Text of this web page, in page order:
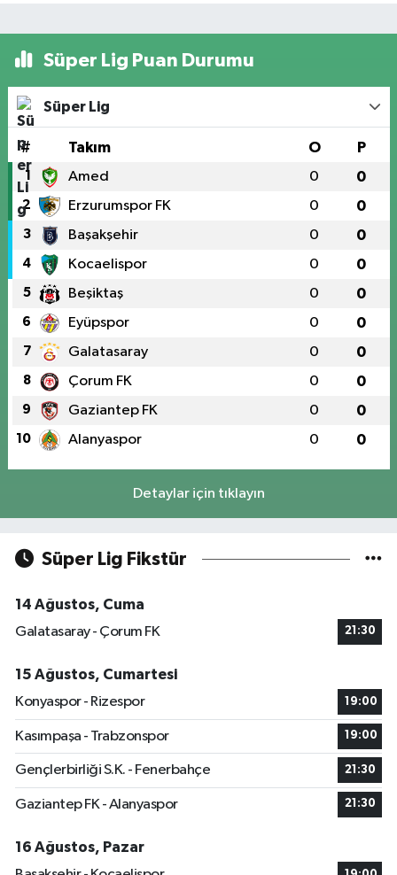
Süper Lig Puan Durumu
Süper Lig
# Takım O P
1 Amed 0 0
2 Erzurumspor FK 0 0
3 Başakşehir 0 0
4 Kocaelispor 0 0
5 Beşiktaş 0 0
6 Eyüpspor 0 0
7 Galatasaray 0 0
8 Çorum FK 0 0
9 Gaziantep FK 0 0
10 Alanyaspor 0 0
Detaylar için tıklayın
Süper Lig Fikstür
14 Ağustos, Cuma
Galatasaray - Çorum FK
21:30
15 Ağustos, Cumartesi
Konyaspor - Rizespor
19:00
Kasımpaşa - Trabzonspor 19:00
Gençlerbirliği S.K. - Fenerbahçe 21:30
Gaziantep FK - Alanyaspor 21:30
16 Ağustos, Pazar